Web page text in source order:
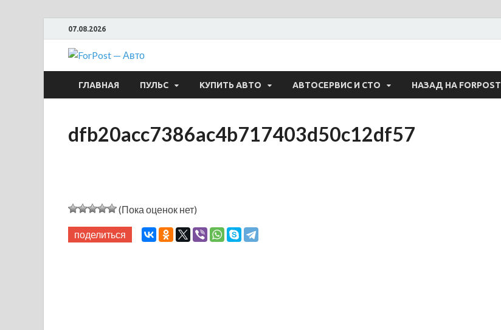
07.08.2026
ForPost — Авто
ГЛАВНАЯ ПУЛЬС КУПИТЬ АВТО АВТОСЕРВИС И СТО НАЗАД НА FORPOST
dfb20acc7386ac4b717403d50c12df57
(Пока оценок нет)
поделиться